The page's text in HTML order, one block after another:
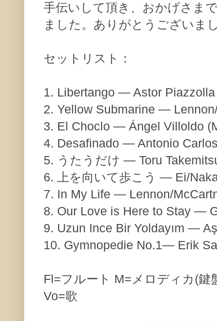
手伝いして頂き、おかげさま
ました。ありがとうございま
セットリスト：
1. Libertango — Astor Piazzolla
2. Yellow Submarine —
3. El Choclo — Ángel Villoldo
4. Desafinado — Antonio
5. うたうだけ — Toru
6. 上を向いて歩こう — Ei/
7. In My Life — Lennon/
8. Our Love is Here to Stay —
9. Uzun Ince Bir Yoldayım —
10. Gymnopedie No.1— Erik
Fl=フルート M=メロディカ(鍵
Vo=歌